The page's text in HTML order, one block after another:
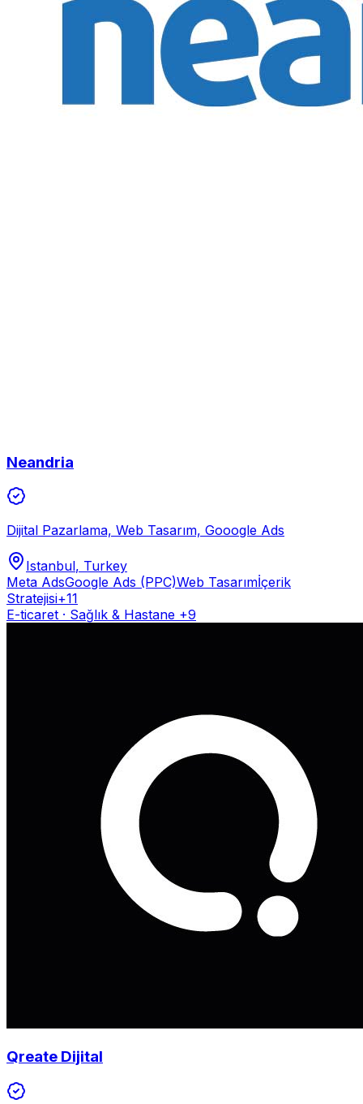
Neandria
Dijital Pazarlama, Web Tasarım, Gooogle Ads
Istanbul, Turkey
Meta AdsGoogle Ads (PPC)Web Tasarımİçerik
Stratejisi+11
E-ticaret · Sağlık & Hastane +9
Qreate Dijital